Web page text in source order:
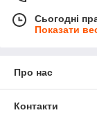
Сьогодні
Показати
Про нас
Контакти